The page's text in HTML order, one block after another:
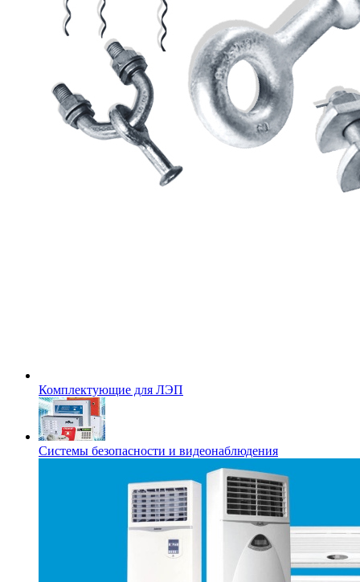
Комплектующие для ЛЭП
Системы безопасности и видеонаблюдения